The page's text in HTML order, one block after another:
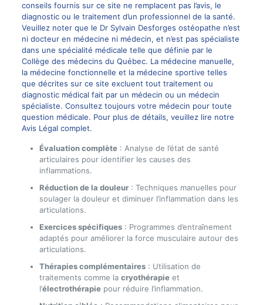
conseils fournis sur ce site ne remplacent pas l’avis, le
diagnostic ou le traitement d’un professionnel de la santé.
Veuillez noter que le Dr Sylvain Desforges ostéopathe n’est
ni docteur en médecine ni médecin, et n’est pas spécialiste
dans une spécialité médicale telle que définie par le
Collège des médecins du Québec. La médecine manuelle,
la médecine fonctionnelle et la médecine sportive telles
que décrites sur ce site excluent tout traitement ou
diagnostic médical fait par un médecin ou un médecin
spécialiste. Consultez toujours votre médecin pour toute
question médicale. Pour plus de détails, veuillez lire notre
Avis Légal complet.
Évaluation complète: Analyse de l’état de santé
articulaires pour identifier les causes des
inflammations.
Réduction de la douleur: Techniques manuelles pour
soulager la douleur et diminuer l’inflammation dans les
articulations.
Exercices spécifiques: Programmes d’entraînement
adaptés pour améliorer la force musculaire autour des
articulations.
Thérapies complémentaires: Utilisation de
traitements comme la cryothérapieet
l’électrothérapiepour réduire l’inflammation.